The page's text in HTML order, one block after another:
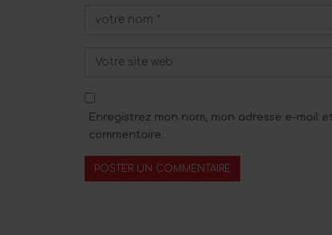
Enregistrez mon nom, mon adresse e-mail
commentaire.